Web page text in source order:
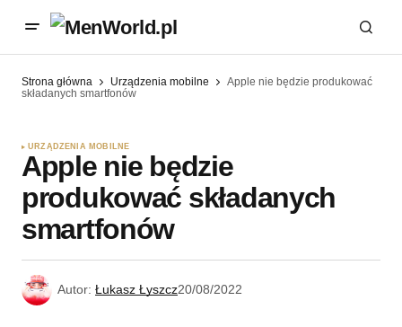
Strona główna Urządzenia mobilne
Apple nie będzie produkować
składanych smartfonów
URZĄDZENIA MOBILNE
Apple nie będzie
produkować składanych
smartfonów
Autor: Łukasz Łyszcz20/08/2022